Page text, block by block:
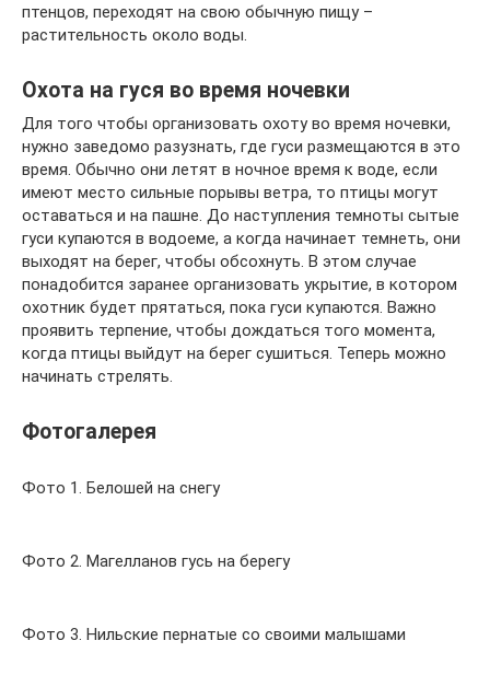
птенцов, переходят на свою обычную пищу –
растительность около воды.
Охота на гуся во время ночевки
Для того чтобы организовать охоту во время ночевки,
нужно заведомо разузнать, где гуси размещаются в это
время. Обычно они летят в ночное время к воде, если
имеют место сильные порывы ветра, то птицы могут
оставаться и на пашне. До наступления темноты сытые
гуси купаются в водоеме, а когда начинает темнеть, они
выходят на берег, чтобы обсохнуть. В этом случае
понадобится заранее организовать укрытие, в котором
охотник будет прятаться, пока гуси купаются. Важно
проявить терпение, чтобы дождаться того момента,
когда птицы выйдут на берег сушиться. Теперь можно
начинать стрелять.
Фотогалерея
Фото 1. Белошей на снегу
Фото 2. Магелланов гусь на берегу
Фото 3. Нильские пернатые со своими малышами